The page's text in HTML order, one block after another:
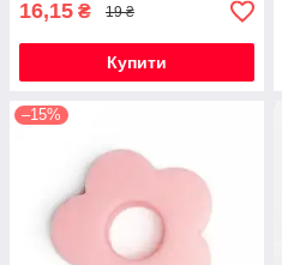
16,15 ₴ 19 ₴
Купити
–15%